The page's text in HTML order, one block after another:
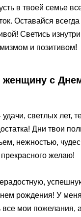
в твоей семье
Оставайся
Светись
и позитивом!
женщину с
светлых лет,
Дни твои
нежностью,
желаю!
рождения! У меня
все мои пожелания,